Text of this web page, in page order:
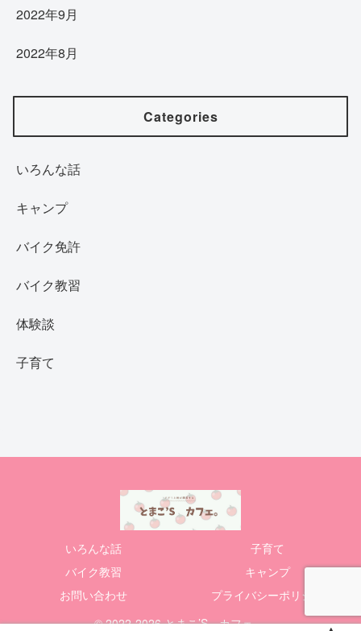
2022年9月
2022年8月
Categories
いろんな話
キャンプ
バイク免許
バイク教習
体験談
子育て
いろんな話
子育て
バイク教習
キャンプ
お問い合わせ
プライバシーポリシー
© 2022-2026 とまこ’S カフェ。.